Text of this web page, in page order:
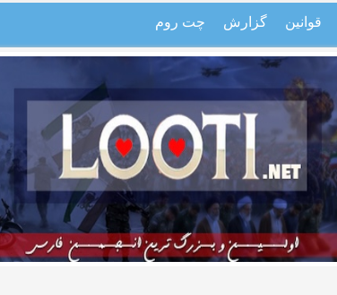
قوانین گزارش چت روم